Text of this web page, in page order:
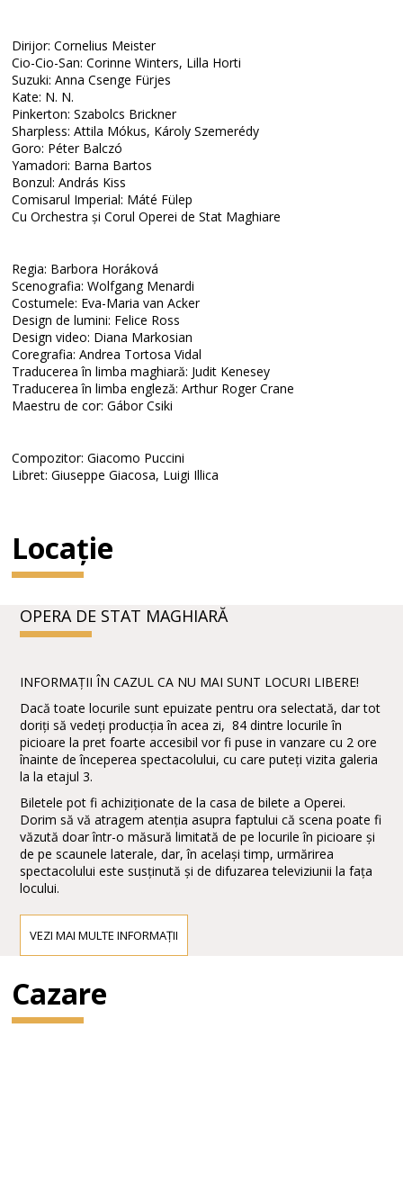
Dirijor: Cornelius Meister
Cio-Cio-San: Corinne Winters, Lilla Horti
Suzuki: Anna Csenge Fürjes
Kate: N. N.
Pinkerton: Szabolcs Brickner
Sharpless: Attila Mókus, Károly Szemerédy
Goro: Péter Balczó
Yamadori: Barna Bartos
Bonzul: András Kiss
Comisarul Imperial: Máté Fülep
Cu Orchestra și Corul Operei de Stat Maghiare
Regia: Barbora Horáková
Scenografia: Wolfgang Menardi
Costumele: Eva-Maria van Acker
Design de lumini: Felice Ross
Design video: Diana Markosian
Coregrafia: Andrea Tortosa Vidal
Traducerea în limba maghiară: Judit Kenesey
Traducerea în limba engleză: Arthur Roger Crane
Maestru de cor: Gábor Csiki
Compozitor: Giacomo Puccini
Libret: Giuseppe Giacosa, Luigi Illica
Locație
OPERA DE STAT MAGHIARĂ
INFORMAȚII ÎN CAZUL CA NU MAI SUNT LOCURI LIBERE!
Dacă toate locurile sunt epuizate pentru ora selectată, dar tot
doriți să vedeți producția în acea zi, 84 dintre locurile în
picioare la pret foarte accesibil vor fi puse in vanzare cu 2 ore
înainte de începerea spectacolului, cu care puteți vizita galeria
la la etajul 3.
Biletele pot fi achiziționate de la casa de bilete a Operei.
Dorim să vă atragem atenția asupra faptului că scena poate fi
văzută doar într-o măsură limitată de pe locurile în picioare și
de pe scaunele laterale, dar, în același timp, urmărirea
spectacolului este susținută și de difuzarea televiziunii la fața
locului.
VEZI MAI MULTE INFORMAȚII
Cazare